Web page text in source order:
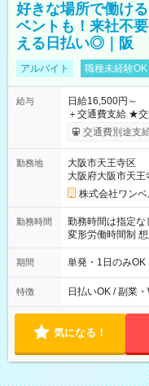
好きな場所で働け
ベントも！来社不
える日払い◎｜阪
アルバイト 職種未経験OK
給与
日給16,500円～
＋交通費支給 ★交通費全額支給！ ★日払いOK！（規定あり） ┗
働いたその日に
交通費別途支
勤務地
大阪市天王寺区
大阪府大阪市天王
株式会社ワン
勤務時間
勤務時間は指定な
変形労働時間制 想定労働時
00～20：00
期間 単発・1日のみOK
特徴 日払いOK / 副業
気になる！